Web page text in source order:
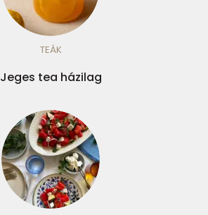
TEÁK
Jeges tea házilag